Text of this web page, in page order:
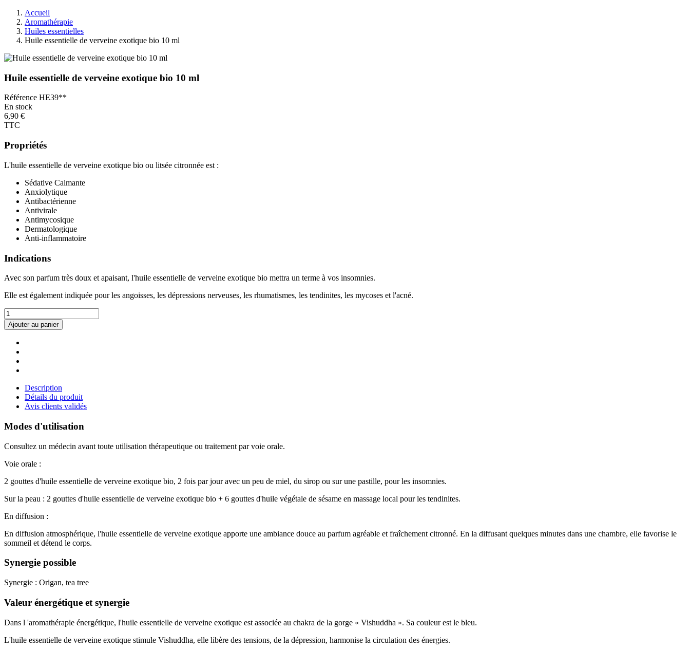
Accueil
Aromathérapie
Huiles essentielles
Huile essentielle de verveine exotique bio 10 ml
Huile essentielle de verveine exotique bio 10 ml
Référence HE39**
En stock
6,90 €
TTC
Propriétés
L'huile essentielle de verveine exotique bio ou litsée citronnée est :
Sédative Calmante
Anxiolytique
Antibactérienne
Antivirale
Antimycosique
Dermatologique
Anti-inflammatoire
Indications
Avec son parfum très doux et apaisant, l'huile essentielle de verveine exotique bio mettra un terme à vos insomnies.
Elle est également indiquée pour les angoisses, les dépressions nerveuses, les rhumatismes, les tendinites, les mycoses et l'acné.
Ajouter au panier
Description
Détails du produit
Avis clients validés
Modes d'utilisation
Consultez un médecin avant toute utilisation thérapeutique ou traitement par voie orale.
Voie orale :
2 gouttes d'huile essentielle de verveine exotique bio, 2 fois par jour avec un peu de miel, du sirop ou sur une pastille, pour les insomnies.
Sur la peau : 2 gouttes d'huile essentielle de verveine exotique bio + 6 gouttes d'huile végétale de sésame en massage local pour les tendinites.
En diffusion :
En diffusion atmosphérique, l'huile essentielle de verveine exotique apporte une ambiance douce au parfum agréable et fraîchement citronné. En la diffusant quelques minutes dans une chambre, elle favorise le
sommeil et détend le corps.
Synergie possible
Synergie : Origan, tea tree
Valeur énergétique et synergie
Dans l 'aromathérapie énergétique, l'huile essentielle de verveine exotique est associée au chakra de la gorge « Vishuddha ». Sa couleur est le bleu.
L'huile essentielle de verveine exotique stimule Vishuddha, elle libère des tensions, de la dépression, harmonise la circulation des énergies.